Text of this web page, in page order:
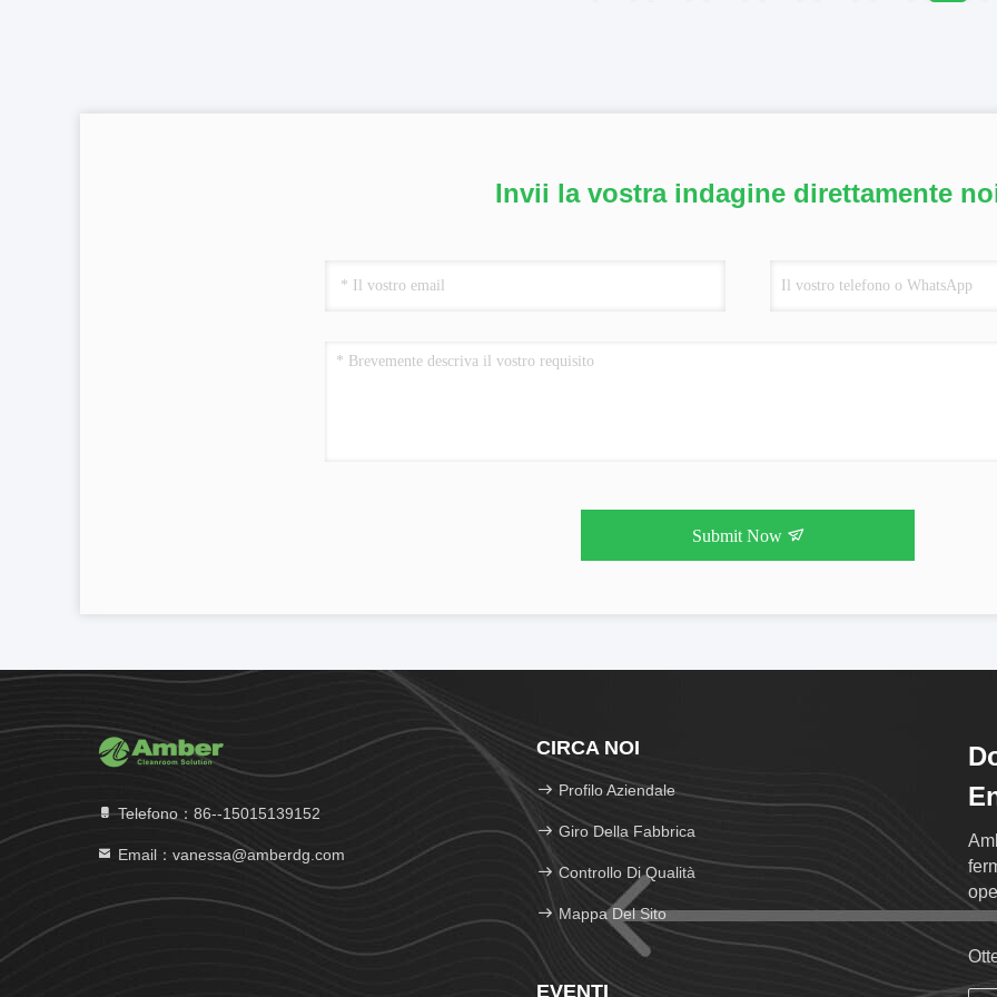
Invii la vostra indagine direttamente
Submit Now
Telefono：86--15015139152
Email：vanessa@amberdg.com
CIRCA NOI
Profilo Aziendale
Giro Della Fabbrica
Controllo Di Qualità
Mappa Del Sito
EVENTI